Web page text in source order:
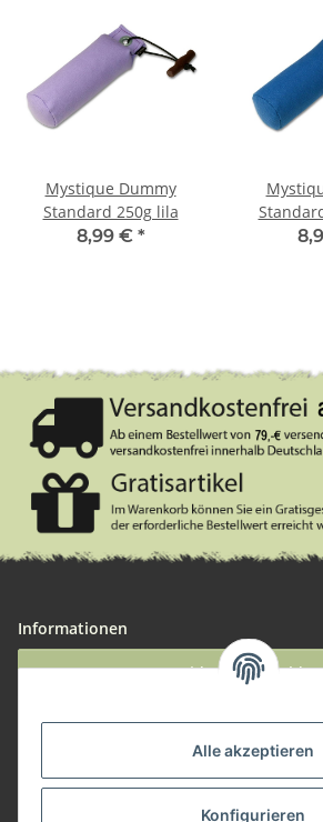
Alle akzeptieren
Konfigurieren
Mystique Dummy
Standard 250g lila
8,99 € *
Informationen
Widerruf anmelden
Herstellerinformationen